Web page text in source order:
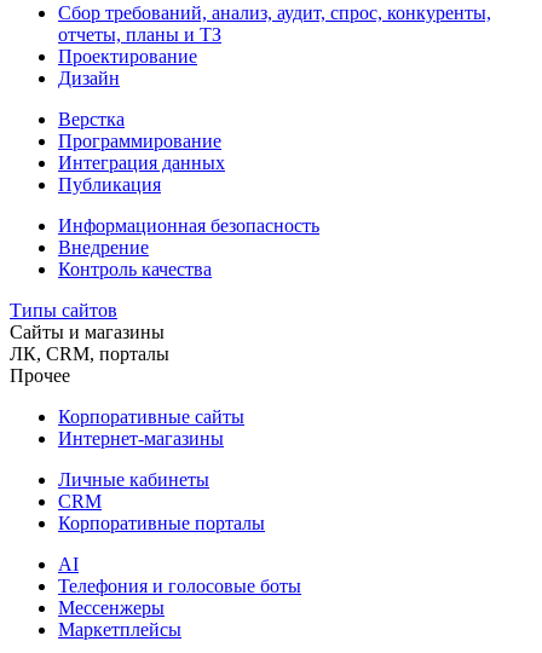
Сбор требований, анализ, аудит, спрос, конкуренты,
отчеты, планы и ТЗ
Проектирование
Дизайн
Верстка
Программирование
Интеграция данных
Публикация
Информационная безопасность
Внедрение
Контроль качества
Типы сайтов
Сайты и магазины
ЛК, CRM, порталы
Прочее
Корпоративные сайты
Интернет-магазины
Личные кабинеты
CRM
Корпоративные порталы
AI
Телефония и голосовые боты
Мессенжеры
Маркетплейсы